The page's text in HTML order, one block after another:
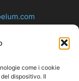
come i cookie
dispositivo. Il